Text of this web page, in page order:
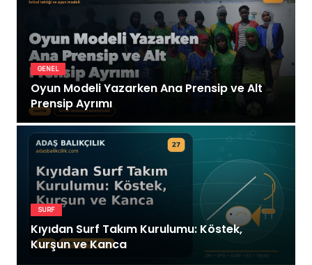
GENEL
Oyun Modeli Yazarken Ana Prensip ve Alt
Prensip Ayrımı
SURF
Kıyıdan Surf Takım Kurulumu: Köstek,
Kurşun ve Kanca